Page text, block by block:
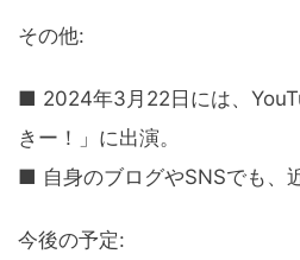
その他:
■ 2024年3月22日には、
きー！」に出演。
■ 自身のブログやSNSでも、
今後の予定: